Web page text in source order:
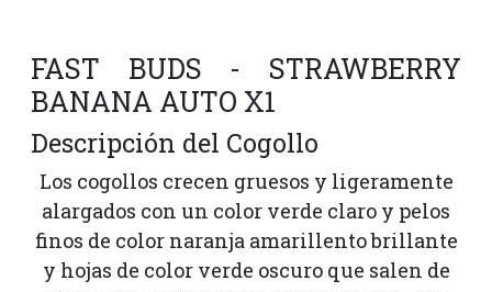
FAST BUDS - STRAWBERRY
BANANA AUTO X1
Descripción del Cogollo
Los cogollos crecen gruesos y ligeramente
alargados con un color verde claro y pelos
finos de color naranja amarillento brillante
y hojas de color verde oscuro que salen de